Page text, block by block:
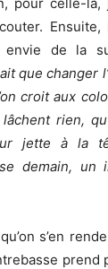
envie de la
que changer
croit aux
rien,
jette à la
demain, un
s’en
prend